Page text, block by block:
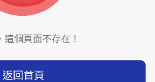
這個頁面不存在！
返回首頁